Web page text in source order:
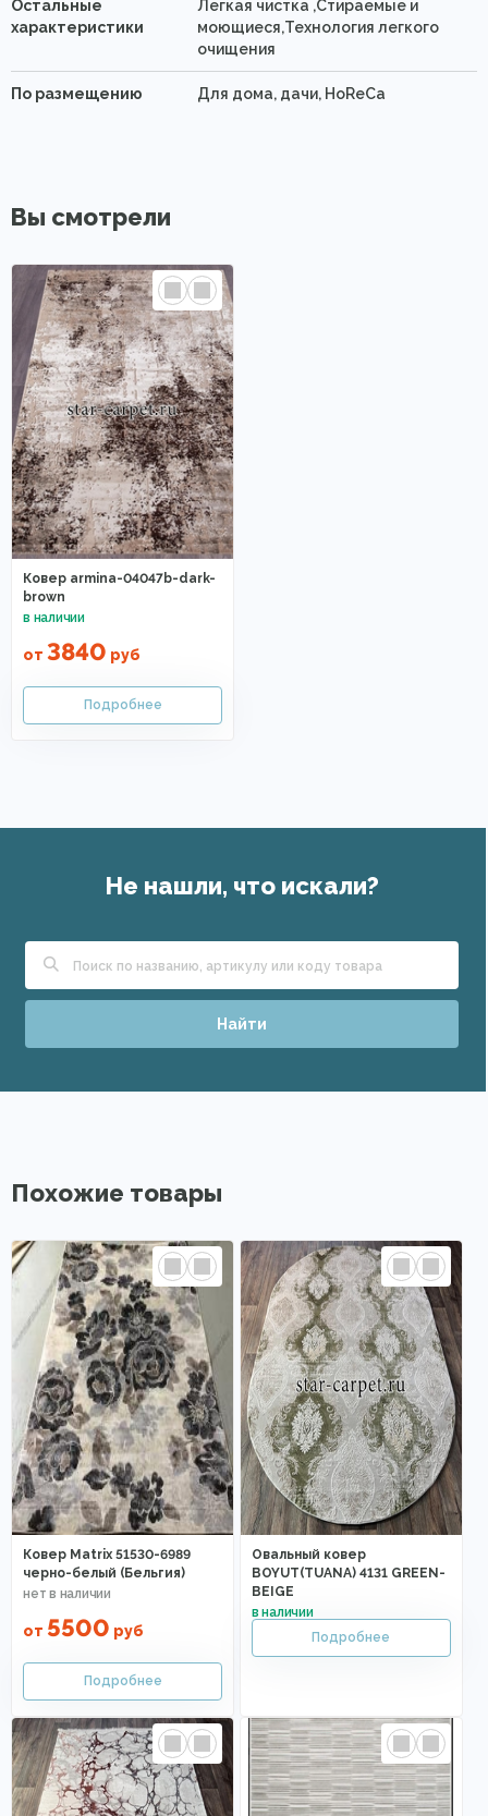
Остальные
характеристики
Легкая чистка ,Стираемые и
моющиеся,Технология легкого
очищения
По размещению Для дома, дачи, HoReCa
Вы смотрели
Ковер armina-04047b-dark-
brown
от 3840 руб
Не нашли, что искали?
Найти
Похожие товары
Ковер Matrix 51530-6989
черно-белый (Бельгия)
от 5500 руб
Овальный ковер
BOYUT(TUANA) 4131 GREEN-
BEIGE